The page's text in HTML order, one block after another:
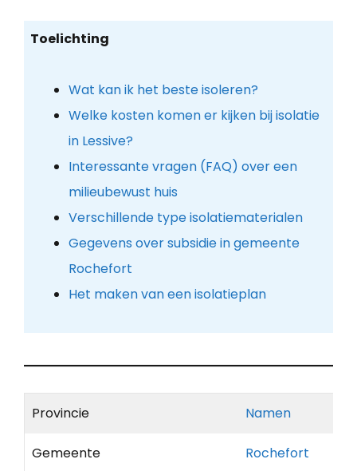
Toelichting
Wat kan ik het beste isoleren?
Welke kosten komen er kijken bij isolatie
in Lessive?
Interessante vragen (FAQ) over een
milieubewust huis
Verschillende type isolatiematerialen
Gegevens over subsidie in gemeente
Rochefort
Het maken van een isolatieplan
Provincie Namen
Gemeente Rochefort